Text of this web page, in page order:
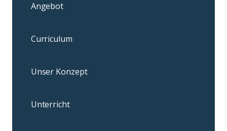
Angebot
Curriculum
Unser Konzept
Unterricht